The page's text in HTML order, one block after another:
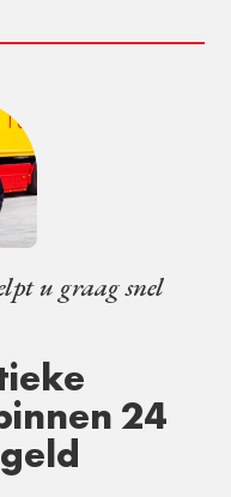
u graag snel
24